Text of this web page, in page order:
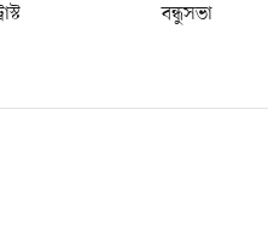
বন্ধুসভা